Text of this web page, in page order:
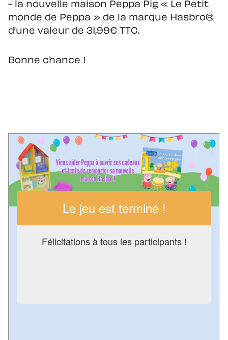
- la nouvelle maison Peppa Pig « Le Petit
monde de Peppa » de la marque Hasbro®
d’une valeur de 31,99€ TTC.
Bonne chance !